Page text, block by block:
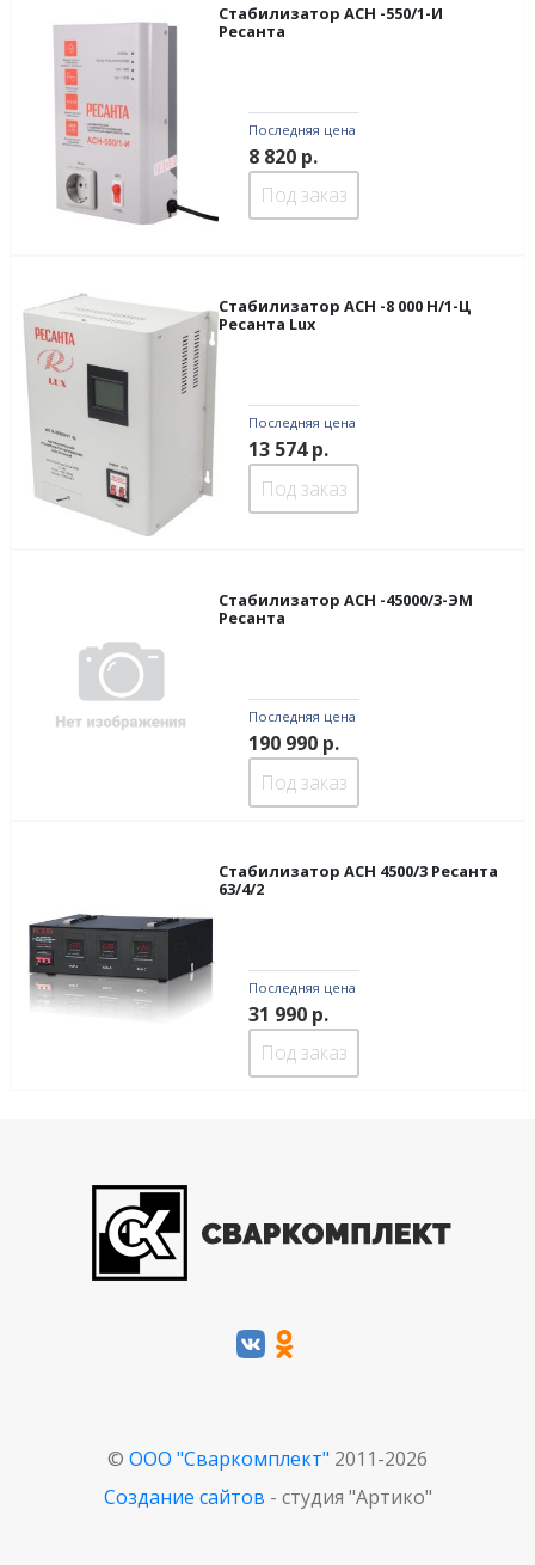
Стабилизатор ACH -550/1-И
Ресанта
Последняя цена
8 820р.
Под заказ
Стабилизатор ACH -8 000 H/1-Ц
Ресанта Lux
Последняя цена
13 574р.
Под заказ
Стабилизатор ACH -45000/3-ЭМ
Ресанта
Последняя цена
190 990р.
Под заказ
Стабилизатор АСН 4500/3 Ресанта
63/4/2
Последняя цена
31 990р.
Под заказ
© ООО "Сваркомплект" 2011-2026
Создание сайтов - студия "Артико"